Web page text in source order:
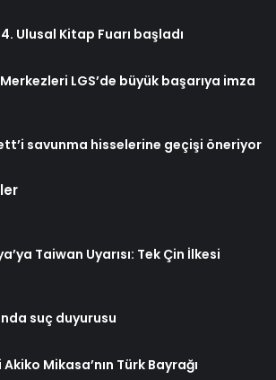
Ulusal Kitap Fuarı başladı
LGS’de büyük başarıya imza
savunma hisselerine geçişi öneriyor
Taiwan Uyarısı: Tek Çin İlkesi
suç duyurusu
Mikasa’nın Türk Bayrağı